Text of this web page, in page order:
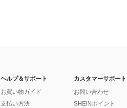
ヘルプ＆サポート
お買い物ガイド
支払い方法
カスタマーサポート
お問い合わせ
SHEINポイント